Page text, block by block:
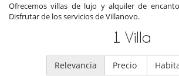
Ofrecemos villas de lujo y alquiler de
Disfrutar de los servicios de Villanovo.
1 Villa
Relevancia Precio